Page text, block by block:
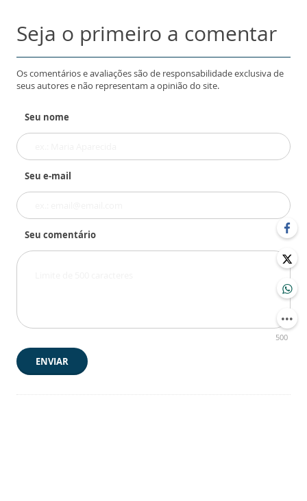
Seja o primeiro a comentar
Os comentários e avaliações são de responsabilidade exclusiva de
seus autores e não representam a opinião do site.
Seu nome
Seu e-mail
Seu comentário
500
ENVIAR